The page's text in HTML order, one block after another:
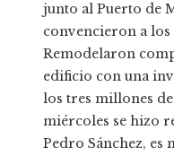
junto al Puerto de
convencieron a los
Remodelaron
edificio con una
los tres millones de
miércoles se hizo
Pedro Sánchez, es